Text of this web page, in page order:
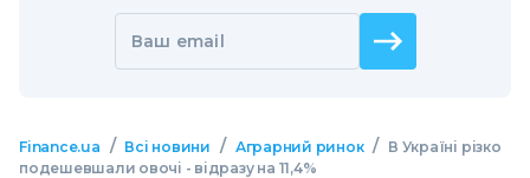
Ваш email
Finance.ua / Всі новини / Аграрний ринок / В Україні різко
подешевшали овочі - відразу на 11,4%